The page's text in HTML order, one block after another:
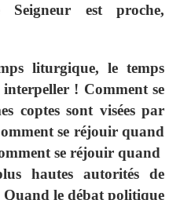
est proche,
liturgique, le temps
! Comment se
coptes sont visées par
se réjouir quand
se réjouir quand
hautes autorités de
Quand le débat politique